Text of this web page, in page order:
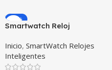
-59%
Smartwatch Reloj
GPS Ubicar Niños SOS
Inicio, SmartWatch Relojes
Inteligentes